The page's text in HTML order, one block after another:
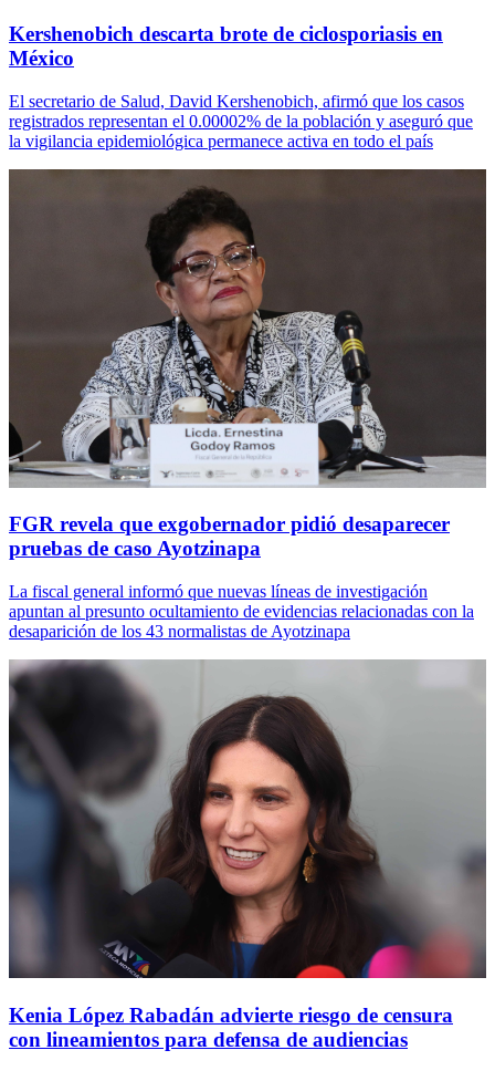
Kershenobich descarta brote de ciclosporiasis en
México
El secretario de Salud, David Kershenobich, afirmó que los casos
registrados representan el 0.00002% de la población y aseguró que
la vigilancia epidemiológica permanece activa en todo el país
FGR revela que exgobernador pidió desaparecer
pruebas de caso Ayotzinapa
La fiscal general informó que nuevas líneas de investigación
apuntan al presunto ocultamiento de evidencias relacionadas con la
desaparición de los 43 normalistas de Ayotzinapa
Kenia López Rabadán advierte riesgo de censura
con lineamientos para defensa de audiencias